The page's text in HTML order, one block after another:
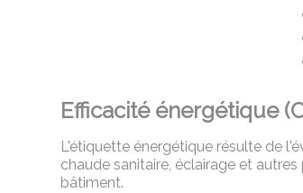
Efficacité énergétique
L'étiquette énergétique résulte de
chaude sanitaire, éclairage et
bâtiment.